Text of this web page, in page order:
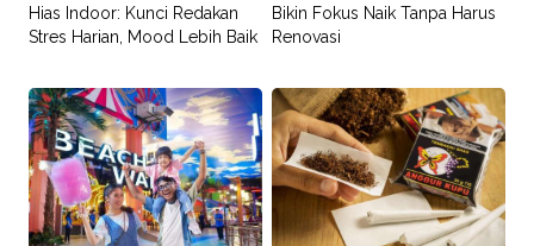
Hias Indoor: Kunci Redakan
Stres Harian, Mood Lebih Baik
Bikin Fokus Naik Tanpa Harus
Renovasi